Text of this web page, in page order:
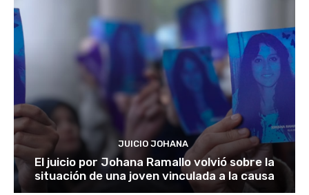
JUICIO JOHANA
El juicio por Johana Ramallo volvió sobre la
situación de una joven vinculada a la causa